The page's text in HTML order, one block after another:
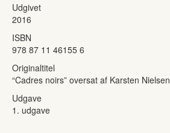
Udgivet
2016
ISBN
978 87 11 46155 6
Originaltitel
“Cadres noirs” oversat af Karsten Nielsen
Udgave
1. udgave